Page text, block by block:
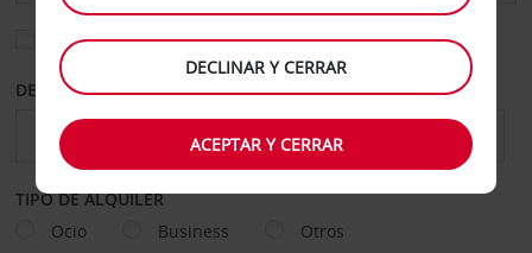
Elegir otra oficina de devolución
DESDE HASTA
TIPO DE ALQUILER
Ocio
Business Otros
DECLINAR Y CERRAR
ACEPTAR Y CERRAR